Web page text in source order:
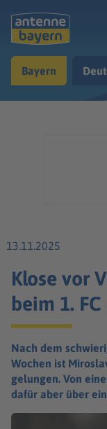
Musik & Radio
Bayern
13.11.2025
Klose vor
beim 1.
Nach dem
Wochen ist
gelungen. Von
dafür aber über